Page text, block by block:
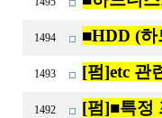
1494 ■HDD (하
1493 [펌]etc 관
1492 [펌]■특정